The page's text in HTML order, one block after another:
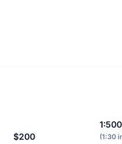
$200
1:500
(1:30